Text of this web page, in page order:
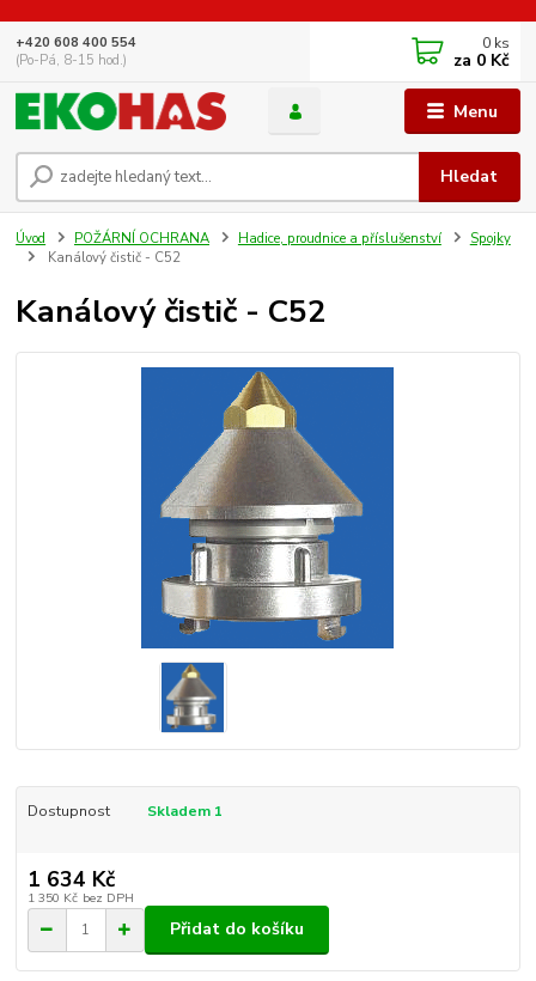
Menu
Hledat
+420 608 400 554
(Po-Pá, 8-15 hod.)
0 ks
za 0 Kč
Úvod POŽÁRNÍ OCHRANA Hadice, proudnice a příslušenství
Spojky
Kanálový čistič - C52
Kanálový čistič - C52
Dostupnost Skladem 1
1 634 Kč
1 350 Kč bez DPH
Přidat do košíku